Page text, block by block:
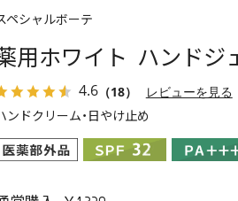
ペシャルボーテ
用ホワイト ハンドジ
4.6（18） レビューを見る
ンドクリーム・日やけ止め